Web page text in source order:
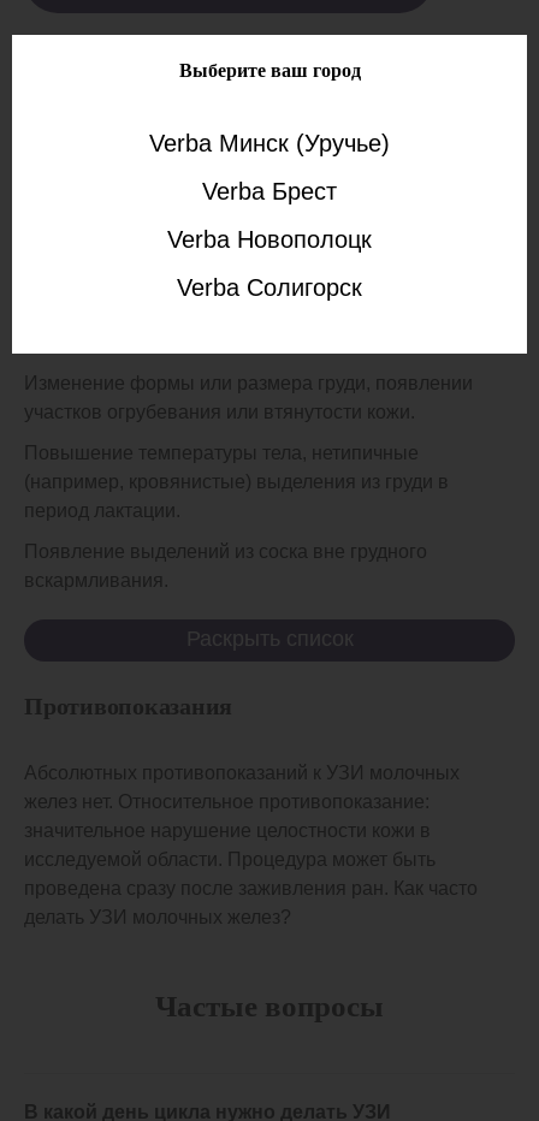
Чувство дискомфорта, тяжести, нагрубания груди.
Выявление уплотнений в молочных железах или
Изменение формы или размера груди, появлении
участков огрубевания или втянутости кожи.
Повышение температуры тела, нетипичные
(например, кровянистые) выделения из груди в
период лактации.
Появление выделений из соска вне грудного
вскармливания.
Раскрыть список
Противопоказания
Абсолютных противопоказаний к УЗИ молочных
желез нет. Относительное противопоказание:
значительное нарушение целостности кожи в
исследуемой области. Процедура может быть
проведена сразу после заживления ран. Как часто
делать УЗИ молочных желез?
Частые вопросы
В какой день цикла нужно делать УЗИ
Выберите ваш город
Verba Минск (Уручье)
Verba Брест
Verba Новополоцк
Verba Солигорск